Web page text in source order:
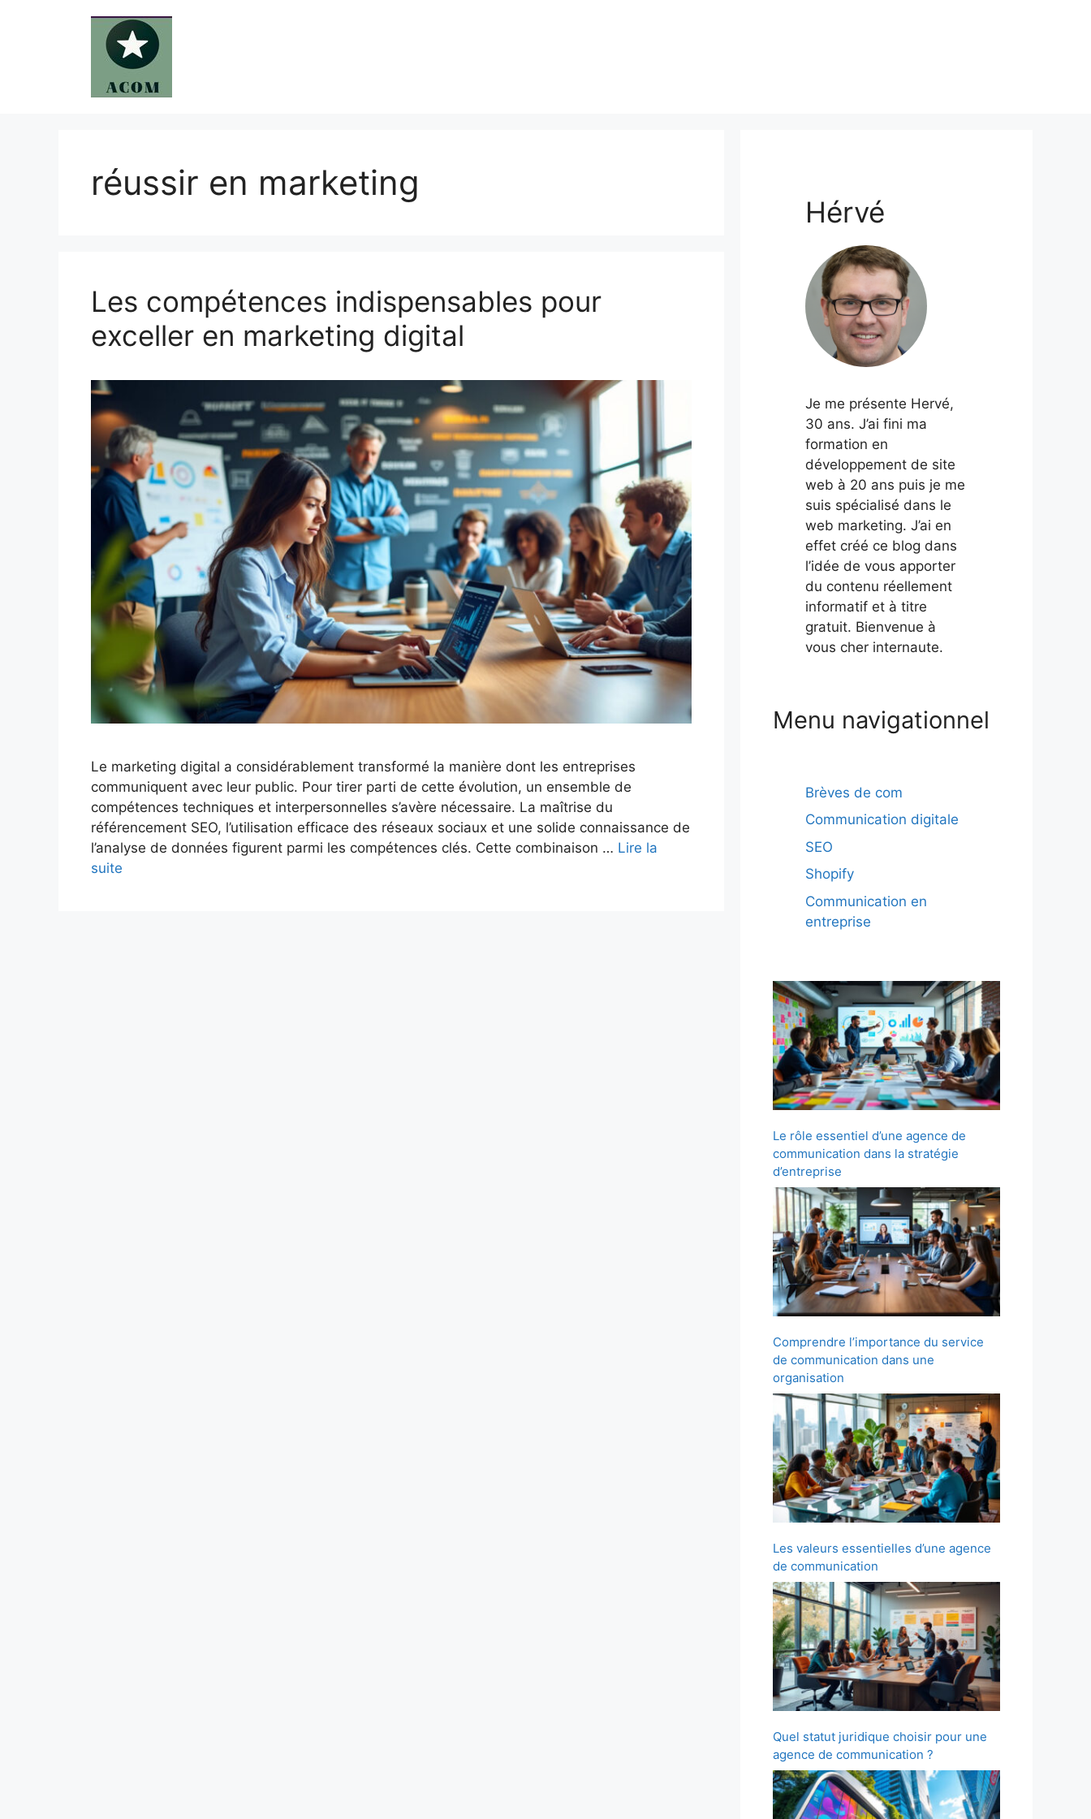
réussir en marketing
Les compétences indispensables pour
exceller en marketing digital
Le marketing digital a considérablement transformé la manière dont les entreprises
communiquent avec leur public. Pour tirer parti de cette évolution, un ensemble de
compétences techniques et interpersonnelles s’avère nécessaire. La maîtrise du
référencement SEO, l’utilisation efficace des réseaux sociaux et une solide connaissance de
l’analyse de données figurent parmi les compétences clés. Cette combinaison … Lire la
suite
Hérvé
Je me présente Hervé,
30 ans. J’ai fini ma
formation en
développement de site
web à 20 ans puis je me
suis spécialisé dans le
web marketing. J’ai en
effet créé ce blog dans
l’idée de vous apporter
du contenu réellement
informatif et à titre
gratuit. Bienvenue à
vous cher internaute.
Menu navigationnel
Brèves de com
Communication digitale
SEO
Shopify
Communication en
entreprise
Le rôle essentiel d’une agence de
communication dans la stratégie
d’entreprise
Comprendre l’importance du service
de communication dans une
organisation
Les valeurs essentielles d’une agence
de communication
Quel statut juridique choisir pour une
agence de communication ?